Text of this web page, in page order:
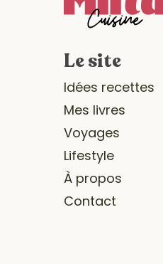
Le site
Idées recettes
Mes livres
Voyages
Lifestyle
À propos
Contact